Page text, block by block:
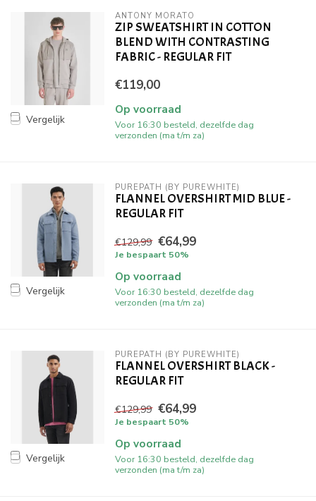
Vergelijk
ANTONY MORATO
ZIP SWEATSHIRT IN COTTON
BLEND WITH CONTRASTING
FABRIC - REGULAR FIT
€119,00
Op voorraad
Voor 16:30 besteld, dezelfde dag
verzonden (ma t/m za)
Vergelijk
PUREPATH (BY PUREWHITE)
FLANNEL OVERSHIRT MID BLUE -
REGULAR FIT
€129,99 €64,99
Je bespaart 50%
Op voorraad
Voor 16:30 besteld, dezelfde dag
verzonden (ma t/m za)
Vergelijk
PUREPATH (BY PUREWHITE)
FLANNEL OVERSHIRT BLACK -
REGULAR FIT
€129,99 €64,99
Je bespaart 50%
Op voorraad
Voor 16:30 besteld, dezelfde dag
verzonden (ma t/m za)